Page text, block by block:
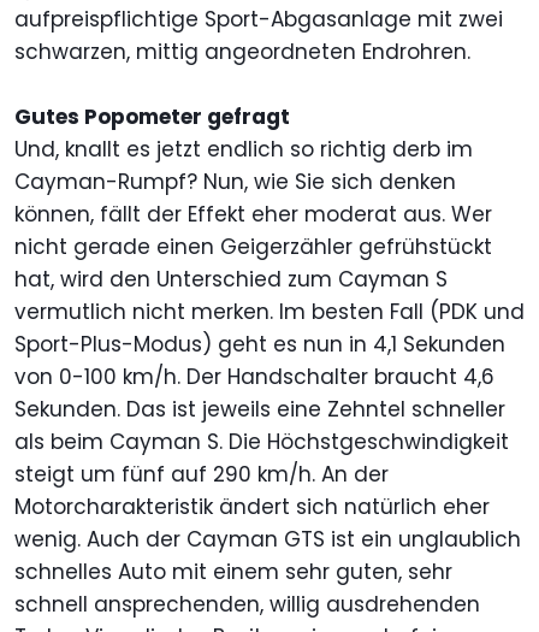
aufpreispflichtige Sport-Abgasanlage mit zwei
schwarzen, mittig angeordneten Endrohren.
Gutes Popometer gefragt
Und, knallt es jetzt endlich so richtig derb im
Cayman-Rumpf? Nun, wie Sie sich denken
können, fällt der Effekt eher moderat aus. Wer
nicht gerade einen Geigerzähler gefrühstückt
hat, wird den Unterschied zum Cayman S
vermutlich nicht merken. Im besten Fall (PDK und
Sport-Plus-Modus) geht es nun in 4,1 Sekunden
von 0-100 km/h. Der Handschalter braucht 4,6
Sekunden. Das ist jeweils eine Zehntel schneller
als beim Cayman S. Die Höchstgeschwindigkeit
steigt um fünf auf 290 km/h. An der
Motorcharakteristik ändert sich natürlich eher
wenig. Auch der Cayman GTS ist ein unglaublich
schnelles Auto mit einem sehr guten, sehr
schnell ansprechenden, willig ausdrehenden